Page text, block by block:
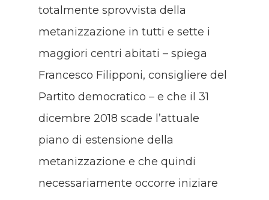
totalmente sprovvista della
metanizzazione in tutti e sette i
maggiori centri abitati – spiega
Francesco Filipponi, consigliere del
Partito democratico – e che il 31
dicembre 2018 scade l’attuale
piano di estensione della
metanizzazione e che quindi
necessariamente occorre iniziare